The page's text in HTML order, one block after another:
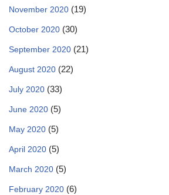
November 2020 (19)
October 2020 (30)
September 2020 (21)
August 2020 (22)
July 2020 (33)
June 2020 (5)
May 2020 (5)
April 2020 (5)
March 2020 (5)
February 2020 (6)